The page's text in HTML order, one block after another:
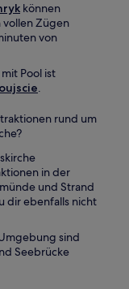
können
vollen Zügen
von
Pool ist
.
rund um
in der
und Strand
dir ebenfalls nicht
sind
Seebrücke